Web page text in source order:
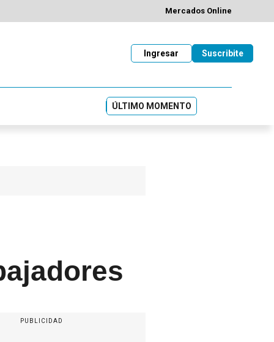
Mercados Online
Suscribite
Ingresar
ÚLTIMO MOMENTO
PUBLICIDAD